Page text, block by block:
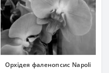
Орхідея фаленопсис Napoli